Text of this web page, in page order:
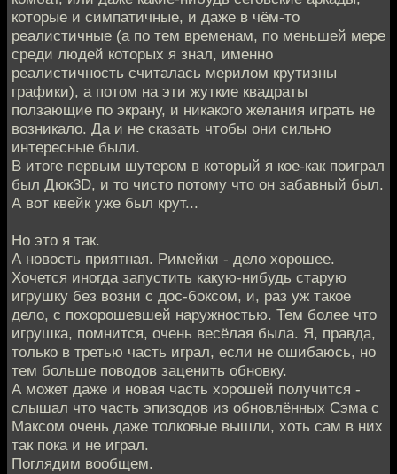
которые и симпатичные, и даже в чём-то
реалистичные (а по тем временам, по меньшей мере
среди людей которых я знал, именно
реалистичность считалась мерилом крутизны
графики), а потом на эти жуткие квадраты
ползающие по экрану, и никакого желания играть не
возникало. Да и не сказать чтобы они сильно
интересные были.
В итоге первым шутером в который я кое-как поиграл
был Дюк3D, и то чисто потому что он забавный был.
А вот квейк уже был крут...
Но это я так.
А новость приятная. Римейки - дело хорошее.
Хочется иногда запустить какую-нибудь старую
игрушку без возни с дос-боксом, и, раз уж такое
дело, с похорошевшей наружностью. Тем более что
игрушка, помнится, очень весёлая была. Я, правда,
только в третью часть играл, если не ошибаюсь, но
тем больше поводов заценить обновку.
А может даже и новая часть хорошей получится -
слышал что часть эпизодов из обновлённых Сэма с
Максом очень даже толковые вышли, хоть сам в них
так пока и не играл.
Поглядим вообщем.